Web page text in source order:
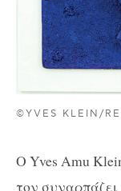
©YVES KLEIN/
Ο Yves Amu
τον συναρπάζει